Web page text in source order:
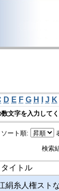
D E F G H J K
文字を入力して
ソート順:
検索
タイトル
糸人権スト